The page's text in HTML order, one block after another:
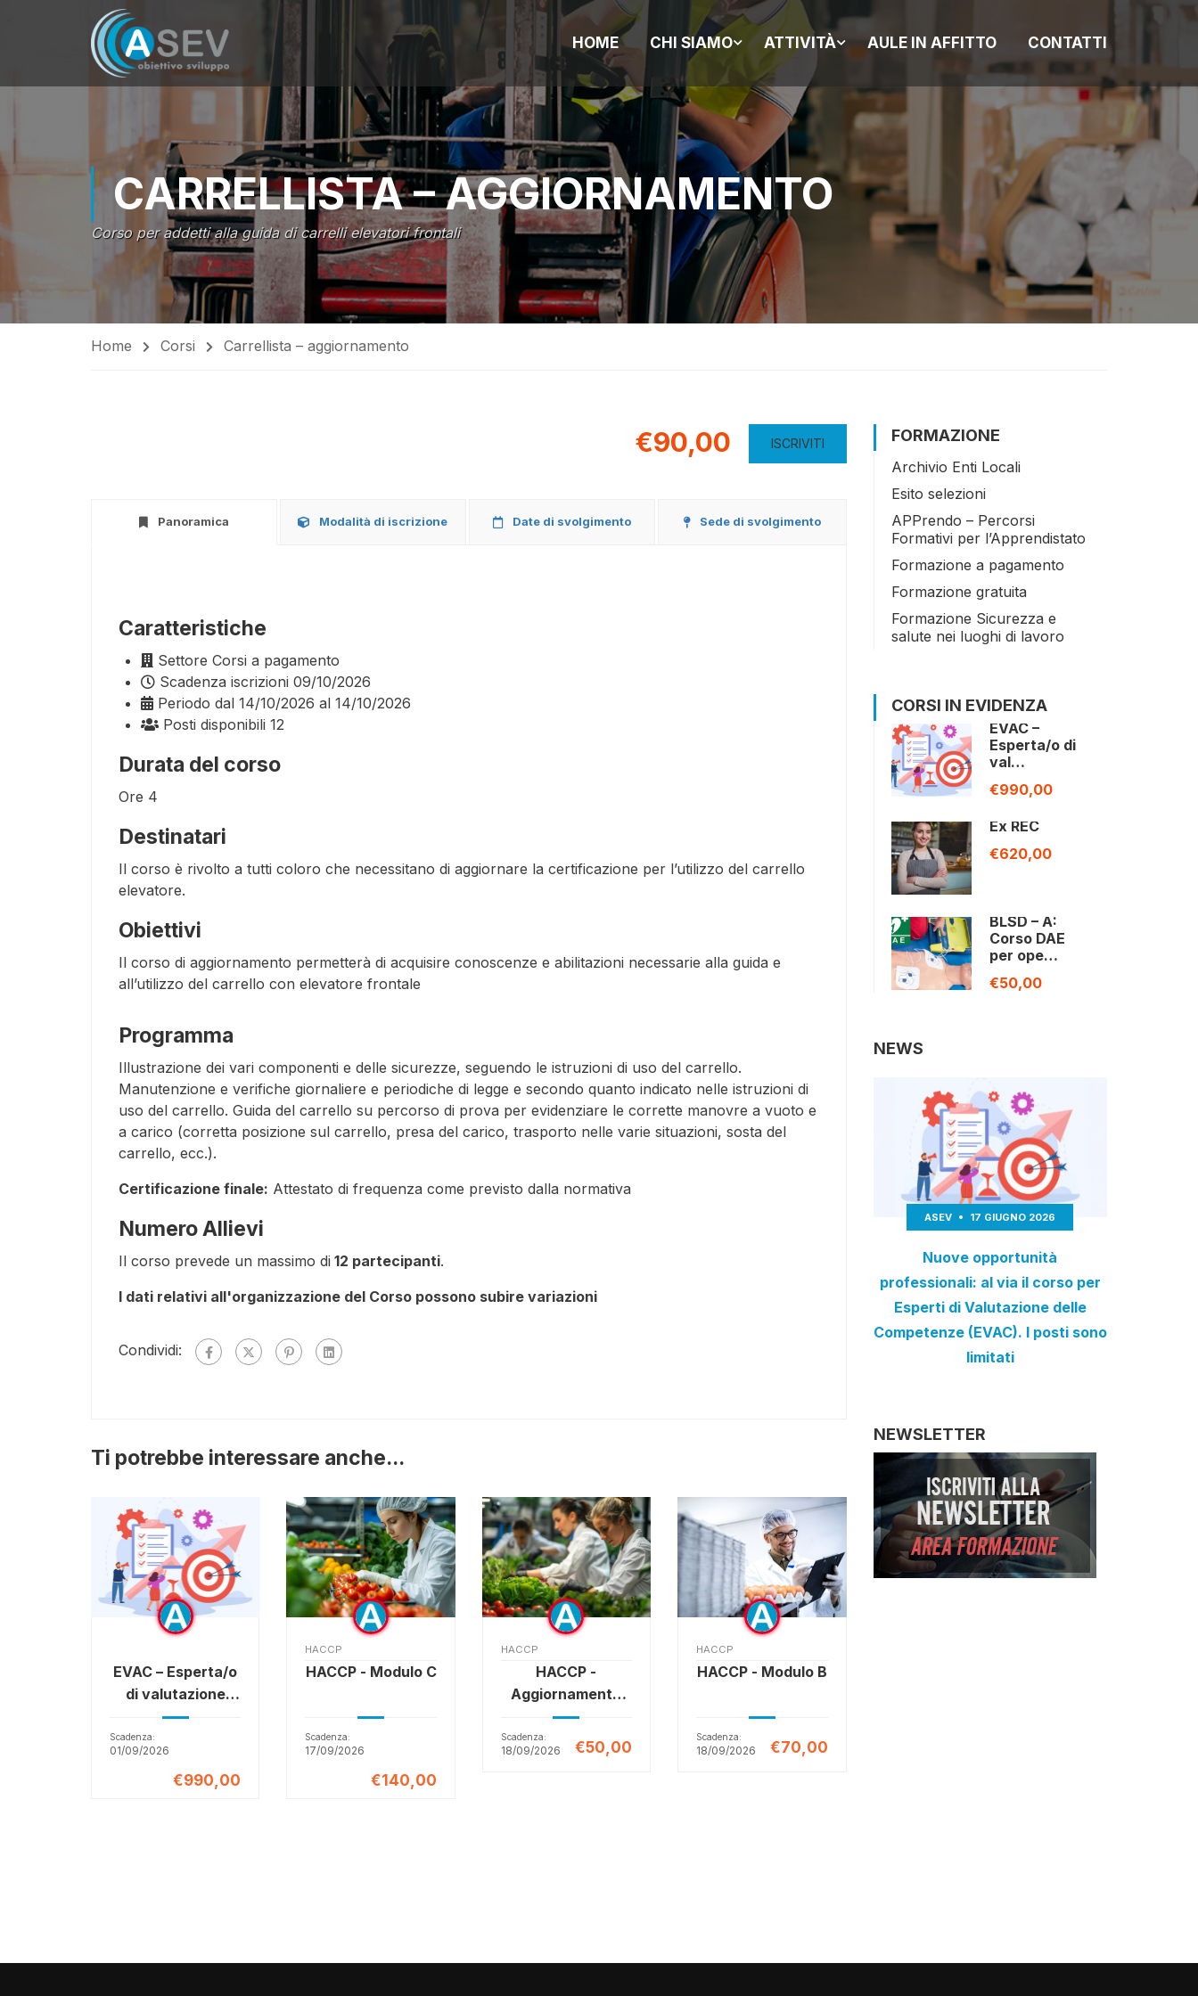
HOME CHI SIAMO ATTIVITÀ AULE IN AFFITTO CONTATTI
CARRELLISTA – AGGIORNAMENTO
Corso per addetti alla guida di carrelli elevatori frontali
Home Corsi Carrellista – aggiornamento
€90,00 ISCRIVITI
Panoramica Modalità di iscrizione Date di svolgimento Sede di svolgimento
Caratteristiche
Settore Corsi a pagamento
Scadenza iscrizioni 09/10/2026
Periodo dal 14/10/2026 al 14/10/2026
Posti disponibili 12
Durata del corso
Ore 4
Destinatari
Il corso è rivolto a tutti coloro che necessitano di aggiornare la certificazione per l’utilizzo del carrello
elevatore.
Obiettivi
Il corso di aggiornamento permetterà di acquisire conoscenze e abilitazioni necessarie alla guida e
all’utilizzo del carrello con elevatore frontale
Programma
Illustrazione dei vari componenti e delle sicurezze, seguendo le istruzioni di uso del carrello.
Manutenzione e verifiche giornaliere e periodiche di legge e secondo quanto indicato nelle istruzioni di
uso del carrello. Guida del carrello su percorso di prova per evidenziare le corrette manovre a vuoto e
a carico (corretta posizione sul carrello, presa del carico, trasporto nelle varie situazioni, sosta del
carrello, ecc.).
Certificazione finale: Attestato di frequenza come previsto dalla normativa
Numero Allievi
Il corso prevede un massimo di 12 partecipanti.
I dati relativi all'organizzazione del Corso possono subire variazioni
Condividi:
Ti potrebbe interessare anche...
EVAC – Esperta/o
di valutazione
degli
apprendimenti e
delle competenze
Scadenza:
01/09/2026
€990,00
HACCP
HACCP - Modulo C
Scadenza:
17/09/2026
€140,00
HACCP
HACCP -
Aggiornamento
Addetto
Scadenza:
18/09/2026 €50,00
HACCP
HACCP - Modulo B
Scadenza:
18/09/2026 €70,00
FORMAZIONE
Archivio Enti Locali
Esito selezioni
APPrendo – Percorsi
Formativi per l’Apprendistato
Formazione a pagamento
Formazione gratuita
Formazione Sicurezza e
salute nei luoghi di lavoro
CORSI IN EVIDENZA
EVAC –
Esperta/o di
val…
€990,00
Ex REC
€620,00
BLSD – A:
Corso DAE
per ope…
€50,00
NEWS
ASEV 17 GIUGNO 2026
Nuove opportunità
professionali: al via il corso per
Esperti di Valutazione delle
Competenze (EVAC). I posti sono
limitati
NEWSLETTER